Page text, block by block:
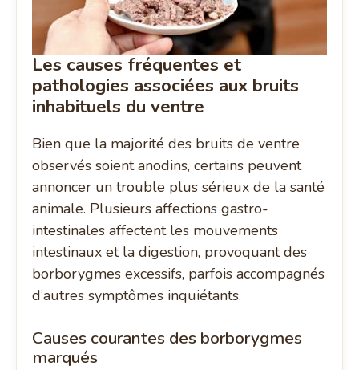
Les causes fréquentes et
pathologies associées aux bruits
inhabituels du ventre
Bien que la majorité des bruits de ventre
observés soient anodins, certains peuvent
annoncer un trouble plus sérieux de la santé
animale. Plusieurs affections gastro-
intestinales affectent les mouvements
intestinaux et la digestion, provoquant des
borborygmes excessifs, parfois accompagnés
d’autres symptômes inquiétants.
Causes courantes des borborygmes
marqués